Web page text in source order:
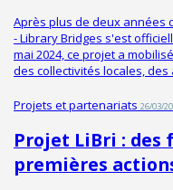
Après plus de deux années
- Library Bridges s'est
mai 2024, ce projet a
des collectivités locales,
Projets et partenariats 26/03/
Projet LiBri : des
premières